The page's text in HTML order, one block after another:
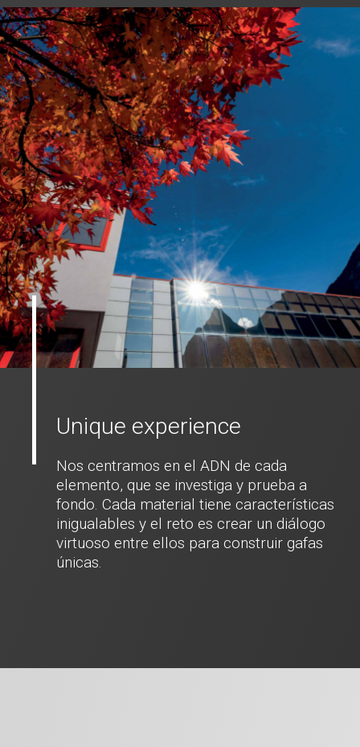
Unique experience
Nos centramos en el ADN de cada
elemento, que se investiga y prueba a
fondo. Cada material tiene características
inigualables y el reto es crear un diálogo
virtuoso entre ellos para construir gafas
únicas.